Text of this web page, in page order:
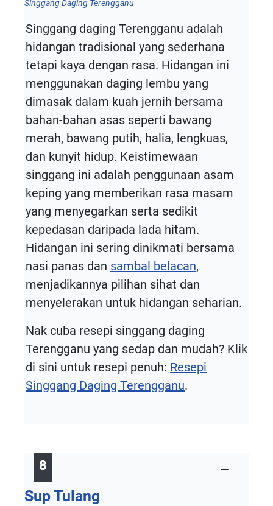
Singgang Daging Terengganu
Singgang daging Terengganu adalah
hidangan tradisional yang sederhana
tetapi kaya dengan rasa. Hidangan ini
menggunakan daging lembu yang
dimasak dalam kuah jernih bersama
bahan-bahan asas seperti bawang
merah, bawang putih, halia, lengkuas,
dan kunyit hidup. Keistimewaan
singgang ini adalah penggunaan asam
keping yang memberikan rasa masam
yang menyegarkan serta sedikit
kepedasan daripada lada hitam.
Hidangan ini sering dinikmati bersama
nasi panas dan sambal belacan,
menjadikannya pilihan sihat dan
menyelerakan untuk hidangan seharian.
Nak cuba resepi singgang daging
Terengganu yang sedap dan mudah? Klik
di sini untuk resepi penuh: Resepi
Singgang Daging Terengganu.
8
Sup Tulang